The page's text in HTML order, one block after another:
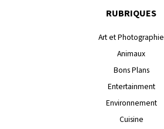
RUBRIQUES
Art et Photographie
Animaux
Bons Plans
Entertainment
Environnement
Cuisine